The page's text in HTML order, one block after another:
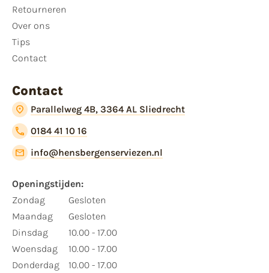
Retourneren
Over ons
Tips
Contact
Contact
Parallelweg 4B, 3364 AL Sliedrecht
0184 41 10 16
info@hensbergenserviezen.nl
Openingstijden:
Zondag
Maandag
Dinsdag
Woensdag
Donderdag
Gesloten
Gesloten
10.00 - 17.00
10.00 - 17.00
10.00 - 17.00